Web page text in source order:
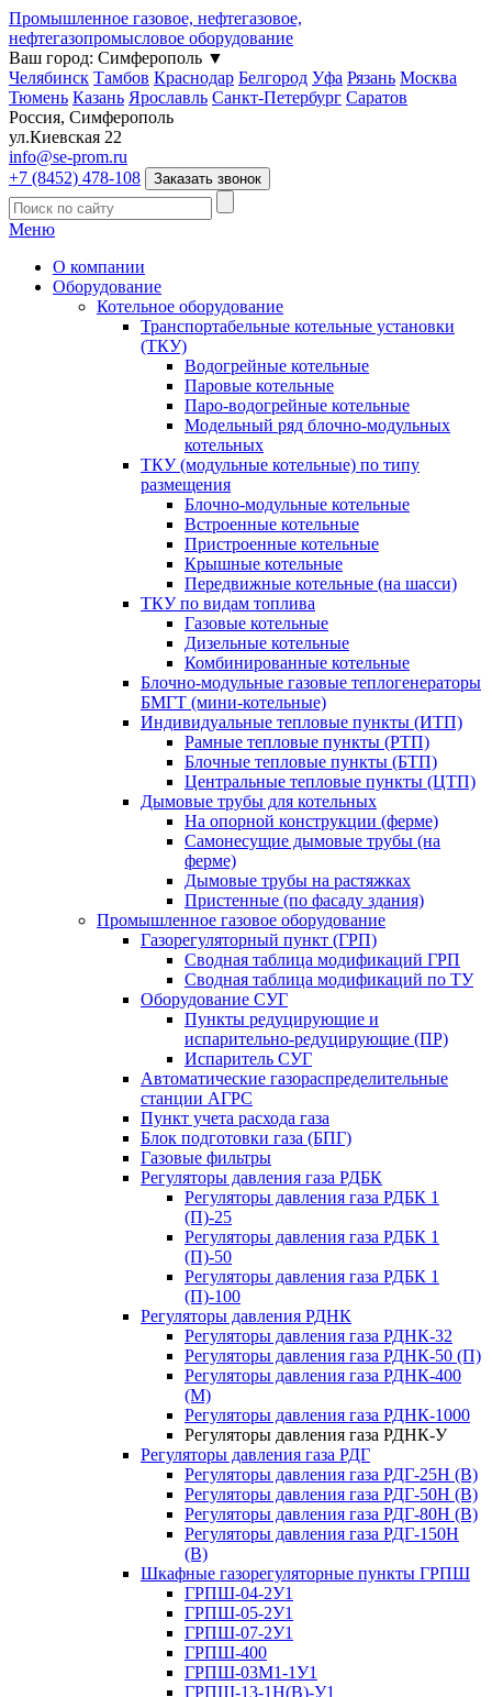
Промышленное газовое, нефтегазовое,
нефтегазопромысловое оборудование
Ваш город: Симферополь ▼
Челябинск Тамбов Краснодар Белгород Уфа Рязань Москва
Тюмень Казань Ярославль Санкт-Петербург Саратов
Россия, Симферополь
ул.Киевская 22
info@se-prom.ru
+7 (8452) 478-108
Заказать звонок
Меню
О компании
Оборудование
Котельное оборудование
Транспортабельные котельные установки
(ТКУ)
Водогрейные котельные
Паровые котельные
Паро-водогрейные котельные
Модельный ряд блочно-модульных
котельных
ТКУ (модульные котельные) по типу
размещения
Блочно-модульные котельные
Встроенные котельные
Пристроенные котельные
Крышные котельные
Передвижные котельные (на шасси)
ТКУ по видам топлива
Газовые котельные
Дизельные котельные
Комбинированные котельные
Блочно-модульные газовые теплогенераторы
БМГТ (мини-котельные)
Индивидуальные тепловые пункты (ИТП)
Рамные тепловые пункты (РТП)
Блочные тепловые пункты (БТП)
Центральные тепловые пункты (ЦТП)
Дымовые трубы для котельных
На опорной конструкции (ферме)
Самонесущие дымовые трубы (на
ферме)
Дымовые трубы на растяжках
Пристенные (по фасаду здания)
Промышленное газовое оборудование
Газорегуляторный пункт (ГРП)
Сводная таблица модификаций ГРП
Сводная таблица модификаций по ТУ
Оборудование СУГ
Пункты редуцирующие и
испарительно-редуцирующие (ПР)
Испаритель СУГ
Автоматические газораспределительные
станции АГРС
Пункт учета расхода газа
Блок подготовки газа (БПГ)
Газовые фильтры
Регуляторы давления газа РДБК
Регуляторы давления газа РДБК 1
(П)-25
Регуляторы давления газа РДБК 1
(П)-50
Регуляторы давления газа РДБК 1
(П)-100
Регуляторы давления РДНК
Регуляторы давления газа РДНК-32
Регуляторы давления газа РДНК-50 (П)
Регуляторы давления газа РДНК-400
(М)
Регуляторы давления газа РДНК-1000
Регуляторы давления газа РДНК-У
Регуляторы давления газа РДГ
Регуляторы давления газа РДГ-25Н (В)
Регуляторы давления газа РДГ-50Н (В)
Регуляторы давления газа РДГ-80Н (В)
Регуляторы давления газа РДГ-150Н
(В)
Шкафные газорегуляторные пункты ГРПШ
ГРПШ-04-2У1
ГРПШ-05-2У1
ГРПШ-07-2У1
ГРПШ-400
ГРПШ-03М1-1У1
ГРПШ-13-1Н(В)-У1